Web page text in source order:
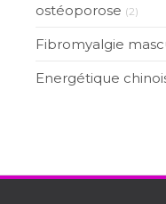
ostéoporose (2)
Fibromyalgie
Energétique